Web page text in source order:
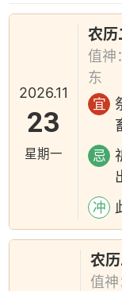
2026.11
23
星期一
农历
值神
东
宜
忌
冲
农
值